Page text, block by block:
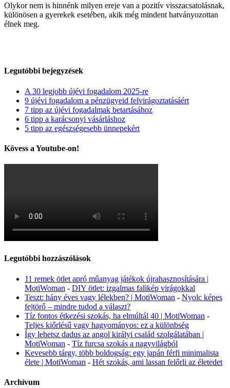
amit
mondhatsz
Olykor nem is hinnénk milyen ereje van a pozitív visszacsatolásnak,
különösen a gyerekek esetében, akik még mindent hatványozottan
élnek meg.
Legutóbbi bejegyzések
A 30 legjobb újévi fogadalom 2025-re
9 újévi fogadalom a pénzügyeid felvirágoztatásáért
7 tipp az újévi fogadalmak betartásához
6 tipp a karácsonyi vásárláshoz
5 tipp az egészségesebb ünnepekért
Kövess a Youtube-on!
Legutóbbi hozzászólások
11 remek ötlet apró műanyag játékok újrahasznosítására |
MotiWoman - DIY ötlet: izgalmas falikép virágokkal
Teszt: hány éves vagy lélekben? | MotiWoman - Nyolc képes
fejtörő – mindre tudod a választ?
Tíz fontos étkezési szokás, ha elmúltál 40 | MotiWoman -
Teljes kiőrlésű vagy hagyományos: ez a különbség
Így lehetsz dadus az angol királyi család szolgálatában |
MotiWoman - Tíz furcsa szokás a nagyvilágból
Kevesebb tárgy, több boldogság: egy japán férfi minimalista
élete | MotiWoman - Hét szokás, ami lassan felőrli az életedet
Archívum